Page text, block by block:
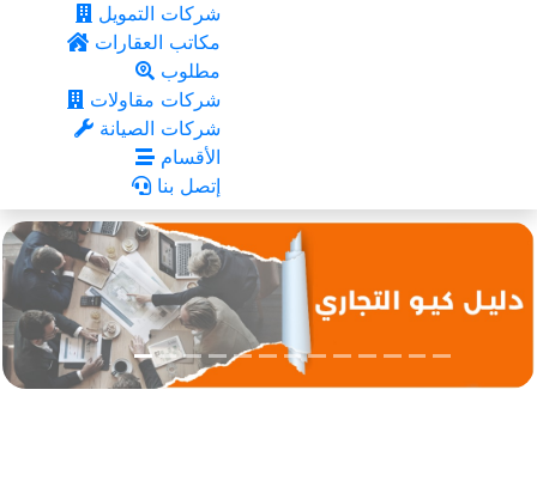
شركات التمويل
مكاتب العقارات
مطلوب
شركات مقاولات
شركات الصيانة
الأقسام
إتصل بنا